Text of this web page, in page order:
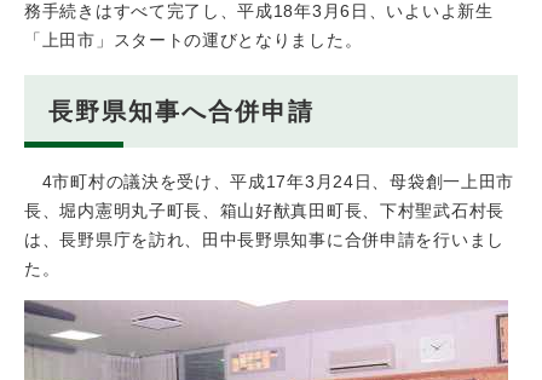
務手続きはすべて完了し、平成18年3月6日、いよいよ新生
「上田市」スタートの運びとなりました。
長野県知事へ合併申請
4市町村の議決を受け、平成17年3月24日、母袋創一上田市
長、堀内憲明丸子町長、箱山好猷真田町長、下村聖武石村長
は、長野県庁を訪れ、田中長野県知事に合併申請を行いまし
た。